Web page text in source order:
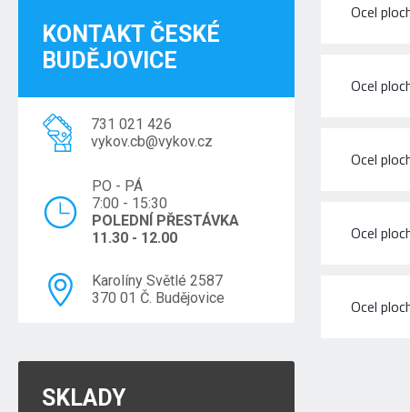
KONTAKT ČESKÉ
BUDĚJOVICE
731 021 426
vykov.cb@vykov.cz
PO - PÁ
7:00 - 15:30
POLEDNÍ PŘESTÁVKA
11.30 - 12.00
Karolíny Světlé 2587
370 01 Č. Budějovice
SKLADY
Ocel
Ocel
Ocel
Ocel
Ocel